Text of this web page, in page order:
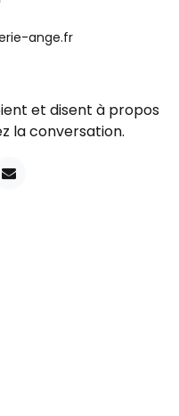
ange.fr
et disent à propos
la conversation.